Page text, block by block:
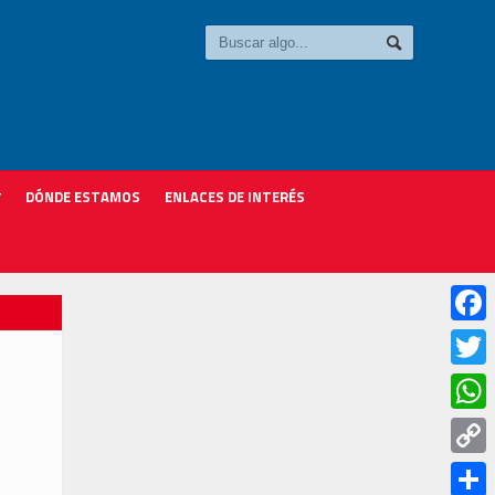
DÓNDE ESTAMOS ENLACES DE INTERÉS
Twitter
Copy